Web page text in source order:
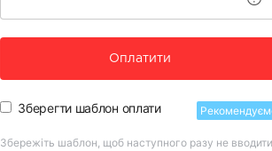
Оплатити
Зберегти шаблон оплати
Збережіть шаблон, щоб наступного разу не вводити